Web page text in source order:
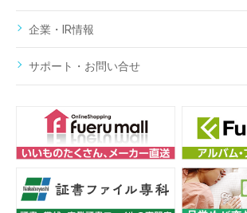
企業・IR情報
サポート・お問い合せ